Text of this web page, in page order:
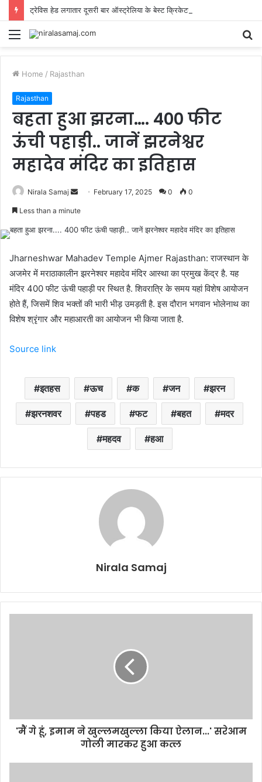
Menu
Home / Rajasthan
Rajasthan
बहता हुआ झरना…. 400 फीट
ऊंची पहाड़ी.. जानें झरनेश्वर
महादेव मंदिर का इतिहास
Nirala Samaj
Send February 17, 2025 0 0
Less than a minute
Jharneshwar Mahadev Temple Ajmer Rajasthan: राजस्थान के
अजमेर में मराठाकालीन झरनेश्वर महादेव मंदिर आस्था का प्रमुख केंद्र है. यह
मंदिर 400 फीट ऊंची पहाड़ी पर स्थित है. शिवरात्रि के समय यहां विशेष आयोजन
होते हैं, जिसमें शिव भक्तों की भारी भीड़ उमड़ती है. इस दौरान भगवान भोलेनाथ का
विशेष श्रृंगार और महाआरती का आयोजन भी किया जाता है.
Source link
इतहस ऊच क जन झरन
झरनशवर पहड फट बहत मदर
महदव हआ
Nirala Samaj
'मैं गे हूं, इमाम ने खुल्लमखुल्ला किया ऐलान...' सरेआम
गोली मारकर हुआ कत्ल